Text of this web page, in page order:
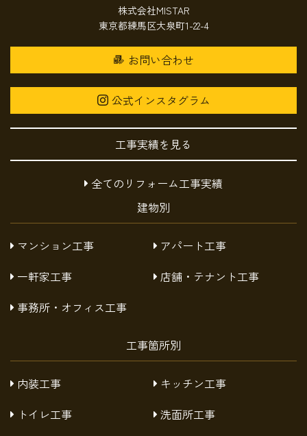
株式会社MISTAR
東京都練馬区大泉町1-22-4
お問い合わせ
公式インスタグラム
工事実績を見る
全てのリフォーム工事実績
建物別
マンション工事
アパート工事
一軒家工事
店舗・テナント工事
事務所・オフィス工事
工事箇所別
内装工事
キッチン工事
トイレ工事
洗面所工事